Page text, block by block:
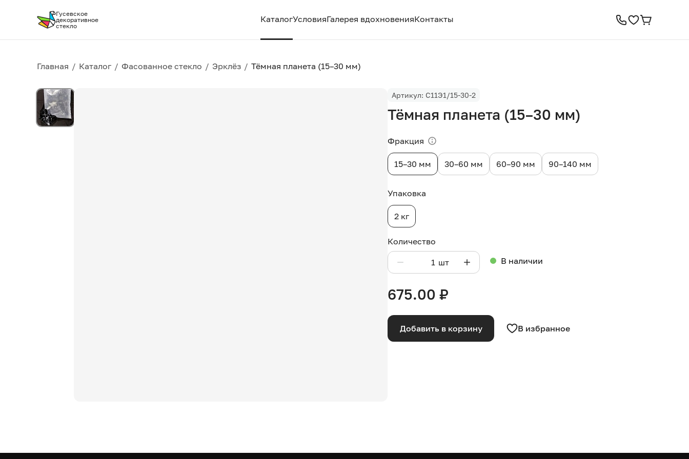
Гусевское
декоративное
стекло
КаталогУсловияГалерея вдохновенияКонтакты
Главная / Каталог / Фасованное стекло / Эрклёз / Тёмная планета (15–30 мм)
Артикул: С11Э1/15-30-2
Тёмная планета (15–30 мм)
Фракция
15–30 мм 30–60 мм 60–90 мм 90–140 мм
Упаковка
2 кг
Количество
шт В наличии
675.00 ₽
Добавить в корзину В избранное